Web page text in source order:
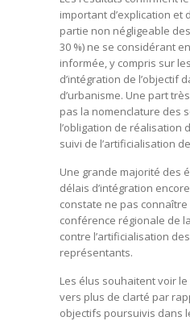
important d’explication et
partie non négligeable
30 %) ne se considérant
informée, y compris sur
d’intégration de l’objectif
d’urbanisme. Une part
pas la nomenclature des
l’obligation de réalisation
suivi de l’artificialisation
Une grande majorité des
délais d’intégration
constate ne pas
conférence régionale de
contre l’artificialisation
représentants.
Les élus souhaitent voir
vers plus de clarté par
objectifs poursuivis dans